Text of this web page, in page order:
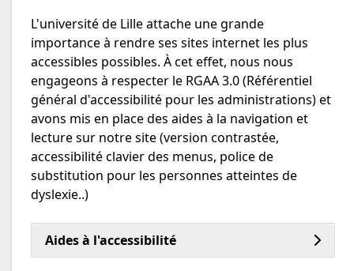
L'université de Lille attache une grande
importance à rendre ses sites internet les plus
accessibles possibles. À cet effet, nous nous
engageons à respecter le RGAA 3.0 (Référentiel
général d'accessibilité pour les administrations) et
avons mis en place des aides à la navigation et
lecture sur notre site (version contrastée,
accessibilité clavier des menus, police de
substitution pour les personnes atteintes de
dyslexie..)
Aides à l'accessibilité